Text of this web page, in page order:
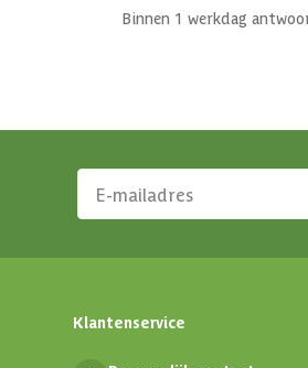
Binnen 1 werkdag
Klantenservice